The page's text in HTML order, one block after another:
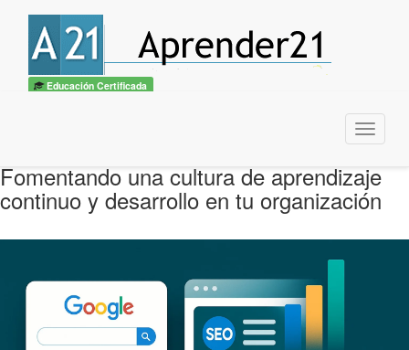
Educación Certificada
Menu
Fomentando una cultura de aprendizaje
continuo y desarrollo en tu organización